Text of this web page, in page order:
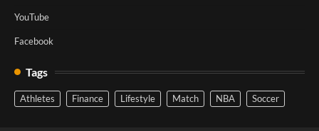
YouTube
Facebook
Tags
Athletes Finance Lifestyle Match NBA Soccer